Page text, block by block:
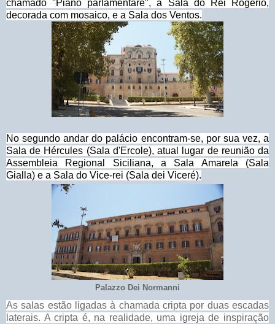
chamado "Piano parlamentare", a Sala do Rei Rogério,
decorada com mosaico, e a Sala dos Ventos.
No segundo andar do palácio encontram-se, por sua vez, a
Sala de Hércules (Sala d'Ercole), atual lugar de reunião da
Assembleia Regional Siciliana, a Sala Amarela (Sala
Gialla) e a Sala do Vice-rei (Sala dei Viceré).
Palazzo Dei Normanni
As salas estão ligadas à chamada cripta por duas escadas
laterais. A cripta é, na realidade, uma igreja de inspiração